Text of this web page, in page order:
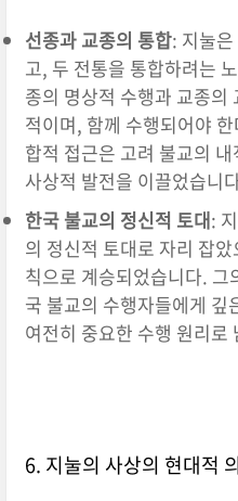
선종과 교종의 통합: 지눌
고, 두 전통을 통합하려는
종의 명상적 수행과 교종의
적이며, 함께 수행되어야
합적 접근은 고려 불교의
사상적 발전을 이끌었습니
한국 불교의 정신적 토대:
의 정신적 토대로 자리 잡
칙으로 계승되었습니다. 그
국 불교의 수행자들에게
여전히 중요한 수행 원리로
6. 지눌의 사상의 현대적